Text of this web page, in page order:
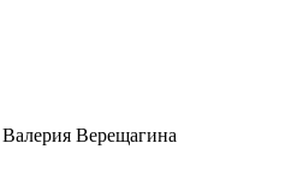
Валерия Верещагина